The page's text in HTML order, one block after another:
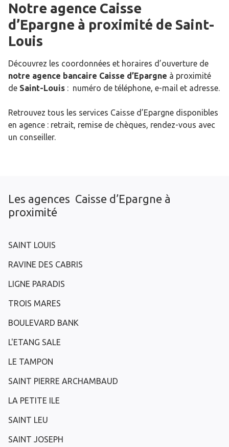
Notre agence Caisse
d’Epargne à proximité de Saint-
Louis
Découvrez les coordonnées et horaires d’ouverture de
notre agence bancaire Caisse d’Epargne à proximité
de Saint-Louis : numéro de téléphone, e-mail et adresse.
Retrouvez tous les services Caisse d’Epargne disponibles
en agence : retrait, remise de chèques, rendez-vous avec
un conseiller.
Les agences Caisse d’Epargne à
proximité
SAINT LOUIS
RAVINE DES CABRIS
LIGNE PARADIS
TROIS MARES
BOULEVARD BANK
L'ETANG SALE
LE TAMPON
SAINT PIERRE ARCHAMBAUD
LA PETITE ILE
SAINT LEU
SAINT JOSEPH